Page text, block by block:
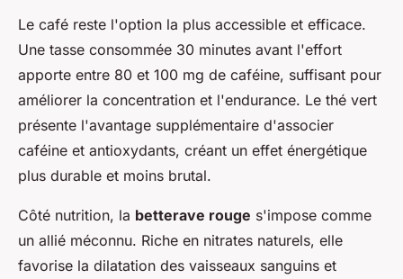
Le café reste l'option la plus accessible et efficace.
Une tasse consommée 30 minutes avant l'effort
apporte entre 80 et 100 mg de caféine, suffisant pour
améliorer la concentration et l'endurance. Le thé vert
présente l'avantage supplémentaire d'associer
caféine et antioxydants, créant un effet énergétique
plus durable et moins brutal.
Côté nutrition, la betterave rouge s'impose comme
un allié méconnu. Riche en nitrates naturels, elle
favorise la dilatation des vaisseaux sanguins et